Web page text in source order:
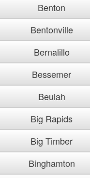
Benton
Bentonville
Bernalillo
Bessemer
Beulah
Big Rapids
Big Timber
Binghamton